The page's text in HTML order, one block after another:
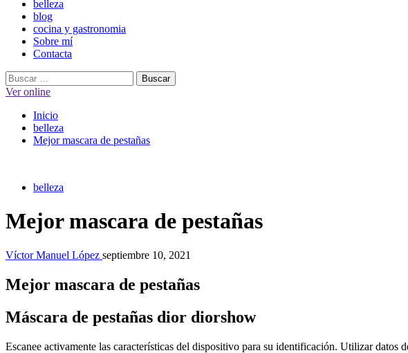
belleza
blog
cocina y gastronomia
Sobre mí
Contacta
Buscar:
Ver online
Inicio
belleza
Mejor mascara de pestañas
belleza
Mejor mascara de pestañas
Víctor Manuel López septiembre 10, 2021
Mejor mascara de pestañas
Máscara de pestañas dior diorshow
Escanee activamente las características del dispositivo para su identificación. Utilizar